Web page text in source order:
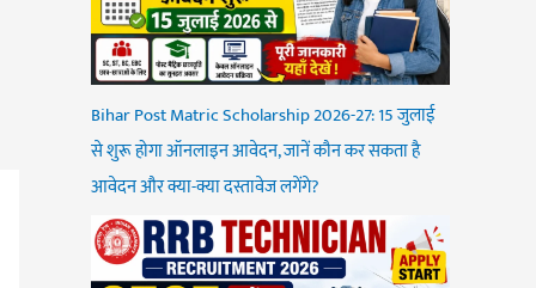
Bihar Post Matric Scholarship 2026-27: 15 जुलाई
से शुरू होगा ऑनलाइन आवेदन, जानें कौन कर सकता है
आवेदन और क्या-क्या दस्तावेज लगेंगे?